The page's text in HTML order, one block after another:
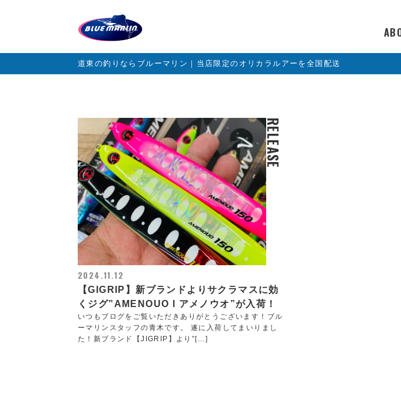
道東の釣りならブルーマリン｜当店限定のオリカラルアーを全国配送
RELEASE
2024.11.12
【GIGRIP】新ブランドよりサクラマスに効
くジグ”AMENOUO l アメノウオ”が入荷！
いつもブログをご覧いただきありがとうございます！ブル
ーマリンスタッフの青木です。 遂に入荷してまいりまし
た！新ブランド【JIGRIP】より”[...]